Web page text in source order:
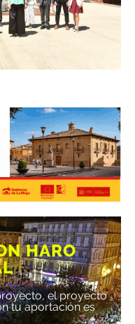
HARO
el proyecto
tu aportación es